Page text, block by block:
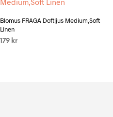
Add to wishlist
Blomus FRAGA Doftljus Medium,Soft
Linen
179 kr